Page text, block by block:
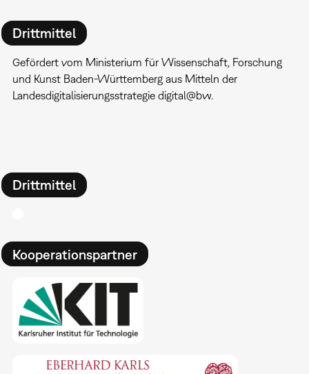
Drittmittel
Gefördert vom Ministerium für Wissenschaft, Forschung
und Kunst Baden-Württemberg aus Mitteln der
Landesdigitalisierungsstrategie digital@bw.
Drittmittel
Kooperationspartner